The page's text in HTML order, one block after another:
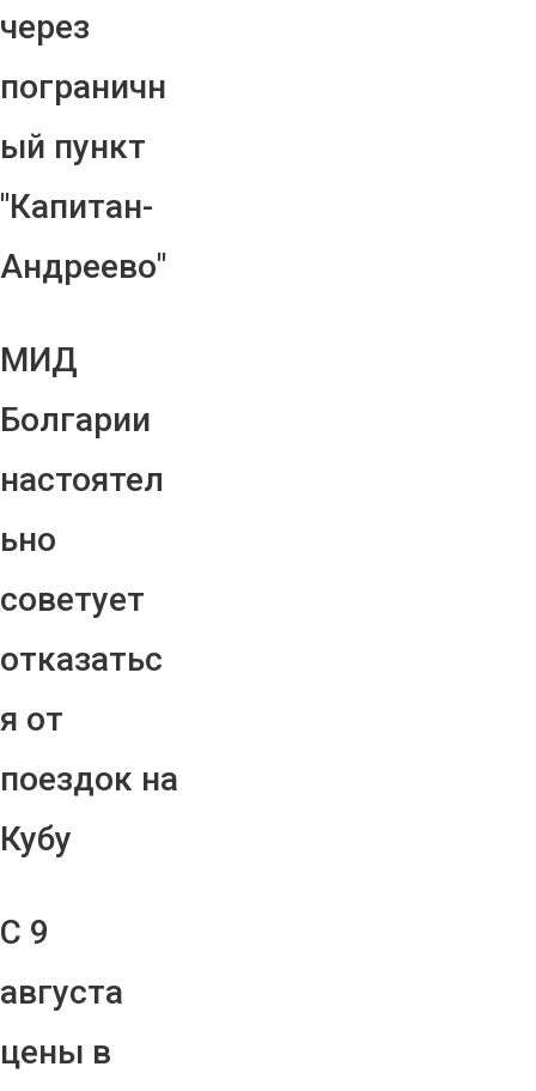
через
пограничн
ый пункт
"Капитан-
Андреево"
МИД
Болгарии
настоятел
ьно
советует
отказатьс
я от
поездок на
Кубу
С 9
августа
цены в